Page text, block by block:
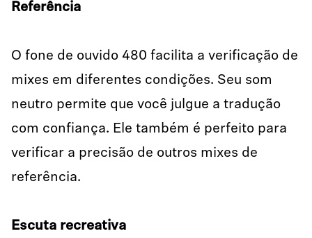
Referência
O fone de ouvido 480 facilita a verificação de
mixes em diferentes condições. Seu som
neutro permite que você julgue a tradução
com confiança. Ele também é perfeito para
verificar a precisão de outros mixes de
referência.
Escuta recreativa